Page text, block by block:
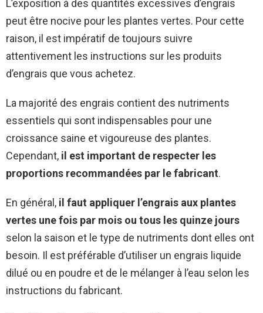
L’exposition à des quantités excessives d’engrais
peut être nocive pour les plantes vertes. Pour cette
raison, il est impératif de toujours suivre
attentivement les instructions sur les produits
d’engrais que vous achetez.
La majorité des engrais contient des nutriments
essentiels qui sont indispensables pour une
croissance saine et vigoureuse des plantes.
Cependant, il est important de respecter les
proportions recommandées par le fabricant.
En général, il faut appliquer l’engrais aux plantes
vertes une fois par mois ou tous les quinze jours
selon la saison et le type de nutriments dont elles ont
besoin. Il est préférable d’utiliser un engrais liquide
dilué ou en poudre et de le mélanger à l’eau selon les
instructions du fabricant.